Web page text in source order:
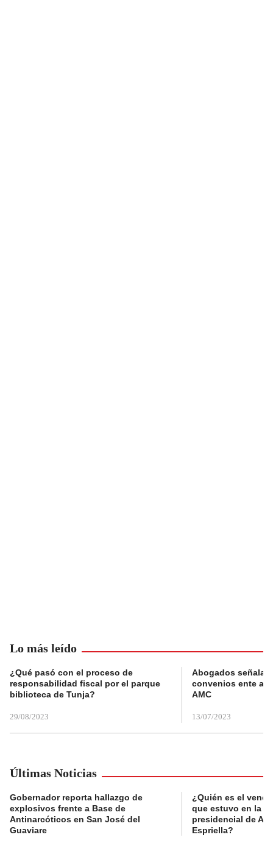
Lo más leído
¿Qué pasó con el proceso de
responsabilidad fiscal por el parque
biblioteca de Tunja?
29/08/2023
Abogados
convenios ente
AMC
13/07/2023
Últimas Noticias
Gobernador reporta hallazgo de
explosivos frente a Base de
Antinarcóticos en San José del
Guaviare
¿Quién es el
que estuvo en la
presidencial de
Espriella?